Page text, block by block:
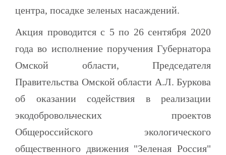
центра, посадке зеленых насаждений.
Акция проводится с 5 по 26 сентября 2020
года во исполнение поручения Губернатора
Омской области, Председателя
Правительства Омской области А.Л. Буркова
об оказании содействия в реализации
экодобровольческих проектов
Общероссийского экологического
общественного движения "Зеленая Россия"